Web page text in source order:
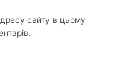
сайту в цьому